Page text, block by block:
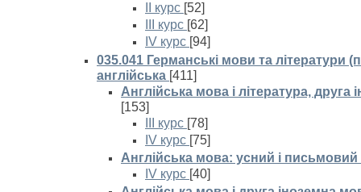
II курс [52]
III курс [62]
IV курс [94]
035.041 Германські мови та літератури
англійська [411]
Англійська мова і література,
[153]
III курс [78]
IV курс [75]
Англійська мова: усний і
IV курс [40]